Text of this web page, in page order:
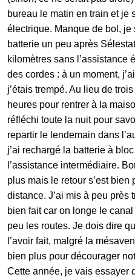
bureau le matin en train et je
électrique. Manque de bol,
batterie un peu après
kilomètres sans l’assistance
des cordes : à un moment,
j’étais trempé. Au lieu de
heures pour rentrer à la
réfléchi toute la nuit pour
repartir le lendemain dans
j’ai rechargé la batterie à
l’assistance intermédiaire.
plus mais le retour s’est
distance. J’ai mis à peu près
bien fait car on longe le
peu les routes. Je dois dire
l’avoir fait, malgré la
bien plus pour décourager
Cette année, je vais essayer